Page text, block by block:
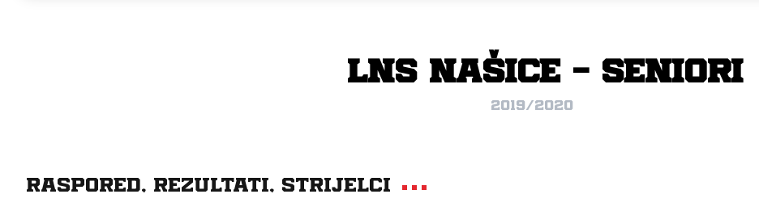
LNS Našice - Seniori
2019/2020
Raspored, rezultati, strijelci